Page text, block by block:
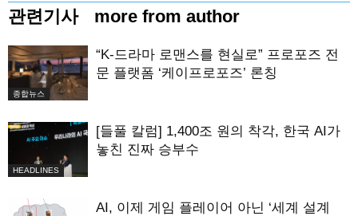
관련기사 more from author
종합뉴스
“K-드라마 로맨스를 현실로” 프로포즈 전
문 플랫폼 ‘케이프로포즈’ 론칭
HEADLINES
[들풀 칼럼] 1,400조 원의 착각, 한국 AI가
놓친 진짜 승부수
AI, 이제 게임 플레이어 아닌 ‘세계 설계